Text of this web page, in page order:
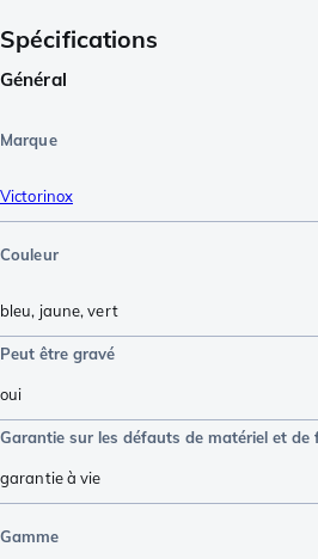
Spécifications
Général
Marque
Victorinox
Couleur
bleu, jaune,vert
Peut être gravé
oui
Garantie sur les défauts de matériel et de
garantie à vie
Gamme